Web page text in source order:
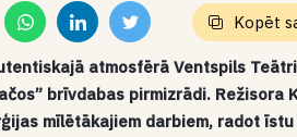
Kopēt
atmosfērā Ventspils
brīvdabas pirmizrādi. Režisora
mīlētākajiem darbiem, radot